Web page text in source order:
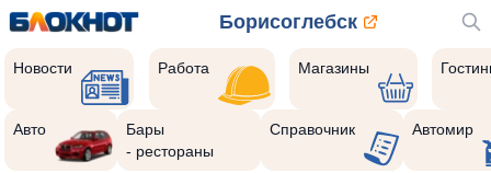
Борисоглебск
Новости Работа Магазины
Авто
Бары
- рестораны
Справочник Автомир